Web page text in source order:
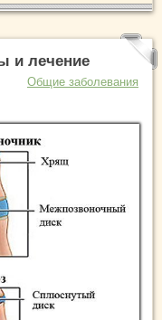
и лечение
Общие заболевания